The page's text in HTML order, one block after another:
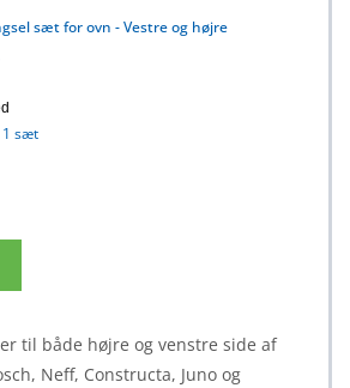
sæt for ovn - Vestre og højre
1 sæt
til både højre og venstre side af
Neff, Constructa, Juno og